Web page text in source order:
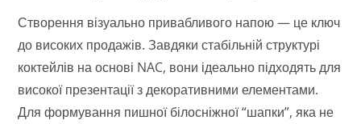
Створення візуально привабливого напою — це ключ
до високих продажів. Завдяки стабільній структурі
коктейлів на основі NAC, вони ідеально підходять для
високої презентації з декоративними елементами.
Для формування пишної білосніжної “шапки”, яка не